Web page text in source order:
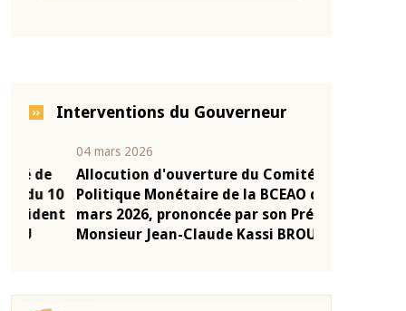
Interventions du Gouverneur
04 mars 2026
Allocution d'ouverture du Comité de
Politique Monétaire de la BCEAO du 4
mars 2026, prononcée par son Président
Monsieur Jean-Claude Kassi BROU